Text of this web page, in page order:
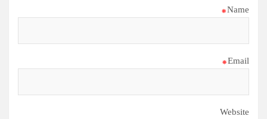
Name
*
Email
*
Website